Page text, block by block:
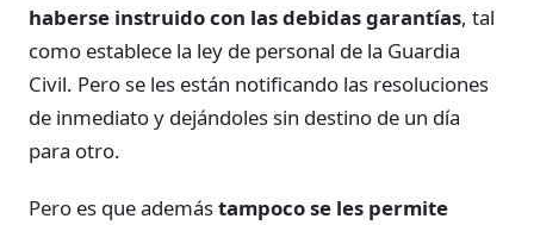
haberse instruido con las debidas garantías, tal
como establece la ley de personal de la Guardia
Civil. Pero se les están notificando las resoluciones
de inmediato y dejándoles sin destino de un día
para otro.
Pero es que ademástampoco se les permite